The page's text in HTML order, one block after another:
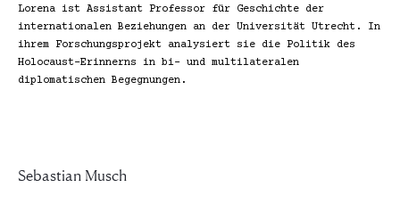
Lorena ist Assistant Professor für Geschichte der
internationalen Beziehungen an der Universität Utrecht. In
ihrem Forschungsprojekt analysiert sie die Politik des
Holocaust-Erinnerns in bi- und multilateralen
diplomatischen Begegnungen.
Sebastian Musch